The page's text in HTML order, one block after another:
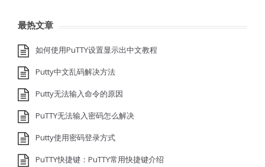
最热文章
如何使用PuTTY设置显示出中文教程
Putty中文乱码解决方法
Putty无法输入命令的原因
PuTTY无法输入密码怎么解决
Putty使用密码登录方式
PuTTY快捷键：PuTTY常用快捷键介绍